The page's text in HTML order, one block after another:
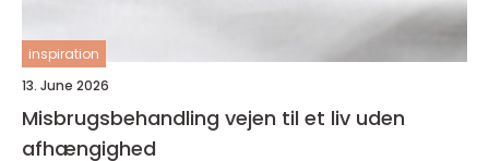
inspiration
13. June 2026
Misbrugsbehandling vejen til et liv uden
afhængighed